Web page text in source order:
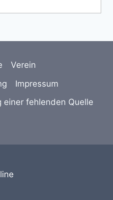
Verein
Impressum
einer fehlenden Quelle